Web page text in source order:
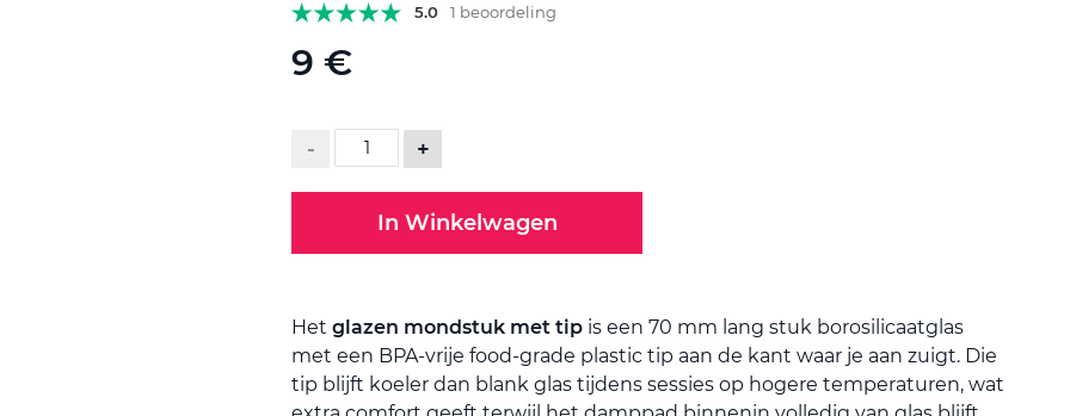
5.0 1 beoordeling
9 €
- +
In Winkelwagen
Het glazen mondstuk met tip is een 70 mm lang stuk borosilicaatglas
met een BPA-vrije food-grade plastic tip aan de kant waar je aan zuigt. Die
tip blijft koeler dan blank glas tijdens sessies op hogere temperaturen, wat